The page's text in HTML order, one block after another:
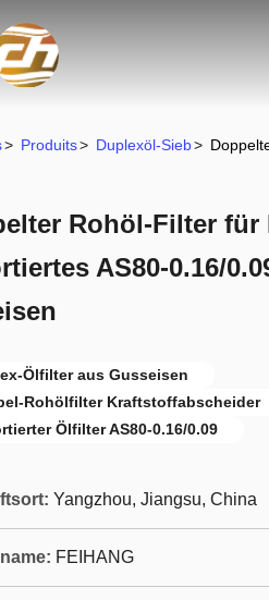
> Produits> Duplexöl-Sieb>
Rohöl-Filter
AS80-0.16/
Ölfilter aus Gusseisen
Rohölfilter Kraftstoffabscheider
Ölfilter AS80-0.16/0.09
Yangzhou, Jiangsu, China
FEIHANG